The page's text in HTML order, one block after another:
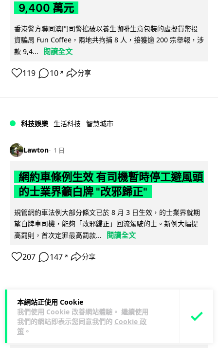
本網站正使用 Cookie
我們使用 Cookie 改善網站體驗。 繼續使用
我們的網站即表示您同意我們的 Cookie 政
策 。
9,400 萬元
香港警方聯同澳門司警搗破以養生咖啡生意包裝的虛擬貨幣投
資騙局 Fun Coffee，兩地共拘捕 8 人，接獲逾 200 宗舉報，涉
款 9,4...
閱讀全文
119 10 ↗ 分享
科技娛樂 生活科技 智慧城市
Lawton 1 日
網約車條例生效 有司機暫時停工避風頭
的士業界籲白牌 "改邪歸正"
規管網約車法例大部分條文已於 8 月 3 日生效，的士業界就期
望白牌車司機，能夠「改邪歸正」回流駕駛的士。新例大幅提
高罰則，首次定罪最高罰款...
閱讀全文
207 147 ↗ 分享
人工智能
Lawton